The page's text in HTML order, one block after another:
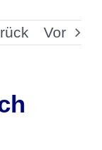
Vor